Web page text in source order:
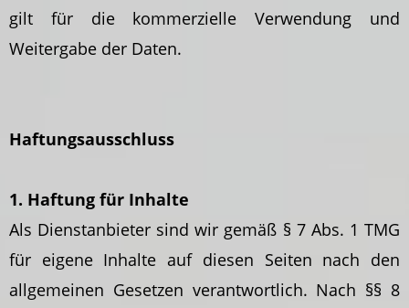
gilt für die kommerzielle Verwendung und
Weitergabe der Daten.
Haftungsausschluss
1. Haftung für Inhalte
Als Dienstanbieter sind wir gemäß § 7 Abs. 1 TMG
für eigene Inhalte auf diesen Seiten nach den
allgemeinen Gesetzen verantwortlich. Nach §§ 8